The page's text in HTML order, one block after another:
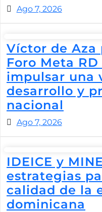
Ago 7, 2026
Víctor de Aza
Foro Meta
impulsar una
desarrollo y
nacional
Ago 7, 2026
IDEICE y
estrategias
calidad de la
dominicana